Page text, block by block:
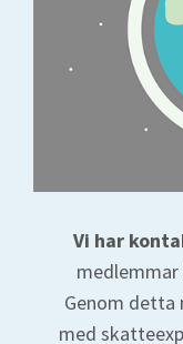
Vi har
medlemmar
Genom detta
med